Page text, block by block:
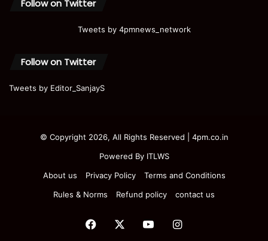
Follow on Twitter
Tweets by 4pmnews_network
Follow on Twitter
Tweets by Editor_SanjayS
© Copyright 2026, All Rights Reserved | 4pm.co.in
Powered By ITLWS
About us
Privacy Policy
Terms and Conditions
Rules & Norms
Refund policy contact us
Facebook YouTubeInstagram